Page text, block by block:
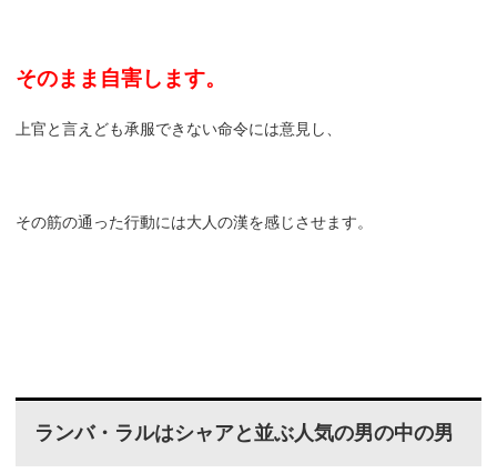
そのまま自害します。
上官と言えども承服できない命令には意見し、
その筋の通った行動には大人の漢を感じさせます。
ランバ・ラルはシャアと並ぶ人気の男の中の男